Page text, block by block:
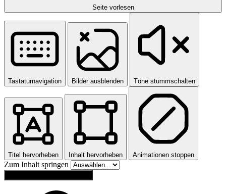
Seite vorlesen
Tastaturnavigation Bilder ausblenden Töne stummschalten
Titel hervorheben Inhalt hervorheben Animationen stoppen
Zum Inhalt springen